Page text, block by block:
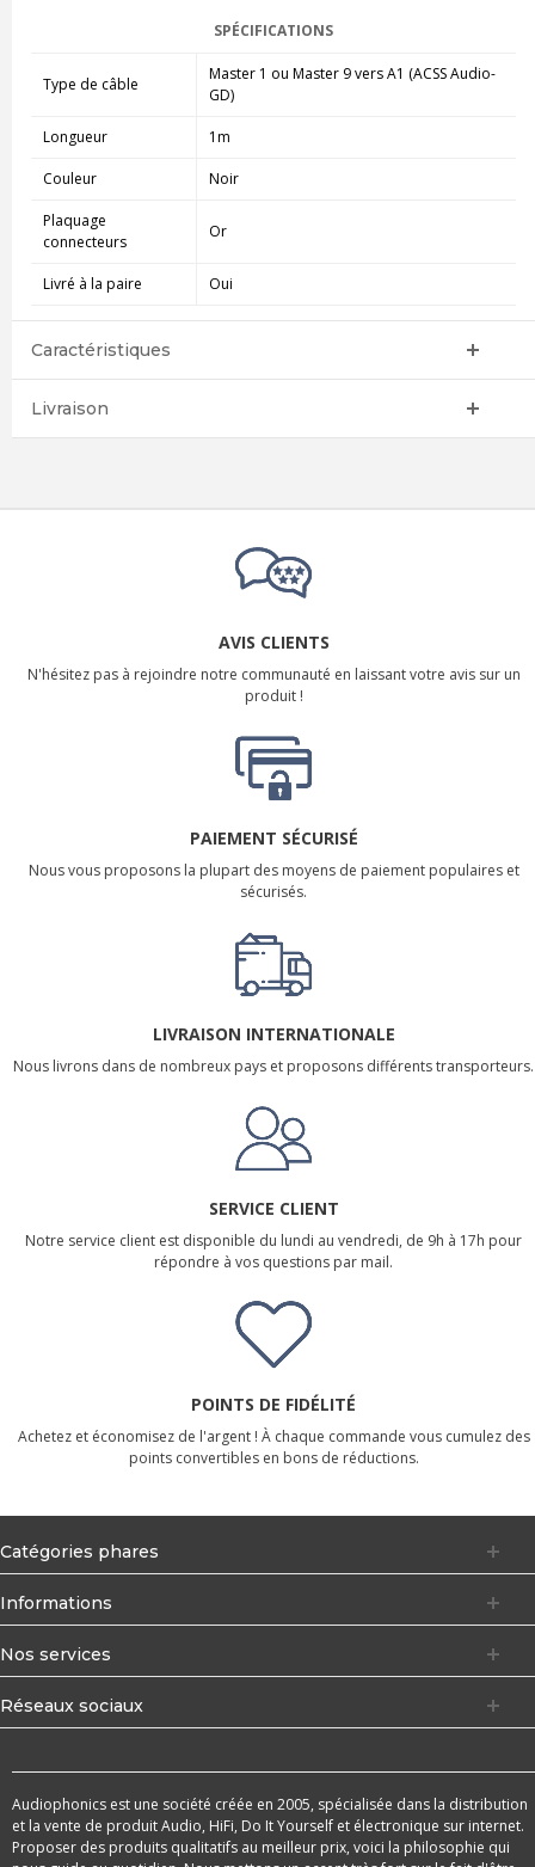
SPÉCIFICATIONS
Type de câble
Master 1 ou Master 9 vers A1 (ACSS Audio-
GD)
Longueur 1m
Couleur Noir
Plaquage
connecteurs
Or
Livré à la paire Oui
Caractéristiques
Livraison
AVIS CLIENTS
N'hésitez pas à rejoindre notre communauté en laissant votre avis sur un
produit !
PAIEMENT SÉCURISÉ
Nous vous proposons la plupart des moyens de paiement populaires et
sécurisés.
LIVRAISON INTERNATIONALE
Nous livrons dans de nombreux pays et proposons différents transporteurs.
SERVICE CLIENT
Notre service client est disponible du lundi au vendredi, de 9h à 17h pour
répondre à vos questions par mail.
POINTS DE FIDÉLITÉ
Achetez et économisez de l'argent ! À chaque commande vous cumulez des
points convertibles en bons de réductions.
Catégories phares
Informations
Nos services
Réseaux sociaux
Audiophonics est une société créée en 2005, spécialisée dans la distribution
et la vente de produit Audio, HiFi, Do It Yourself et électronique sur internet.
Proposer des produits qualitatifs au meilleur prix, voici la philosophie qui